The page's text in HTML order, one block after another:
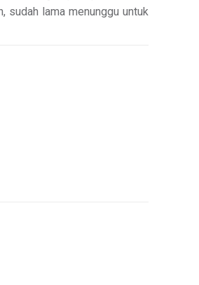
sudah lama menunggu untuk